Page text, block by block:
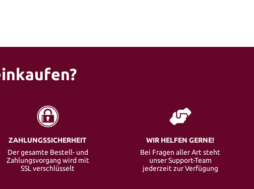
ZAHLUNGSSICHERHEIT
Der gesamte Bestell- und
Zahlungsvorgang wird mit
SSL verschlüsselt
WIR HELFEN GERNE!
Bei Fragen aller Art steht
unser Support-Team
jederzeit zur Verfügung